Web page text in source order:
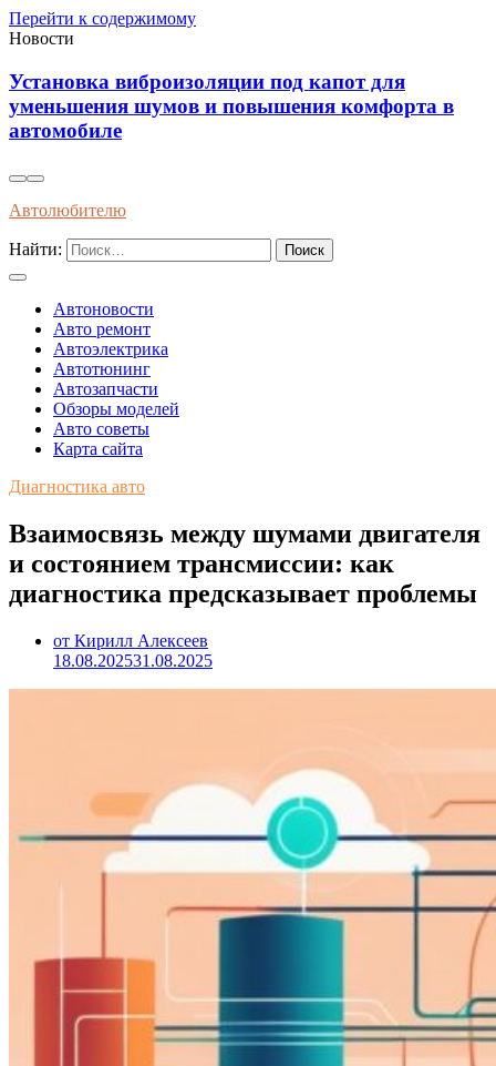
Перейти к содержимому
Новости
Установка виброизоляции под капот для
уменьшения шумов и повышения комфорта в
автомобиле
Автолюбителю
Найти:
Автоновости
Авто ремонт
Автоэлектрика
Автотюнинг
Автозапчасти
Обзоры моделей
Авто советы
Карта сайта
Диагностика авто
Взаимосвязь между шумами двигателя
и состоянием трансмиссии: как
диагностика предсказывает проблемы
от Кирилл Алексеев
18.08.202531.08.2025